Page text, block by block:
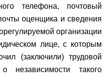
телефона, почтовый
оценщика и сведения
организации
лице, с которым
(заключили) трудовой
такого